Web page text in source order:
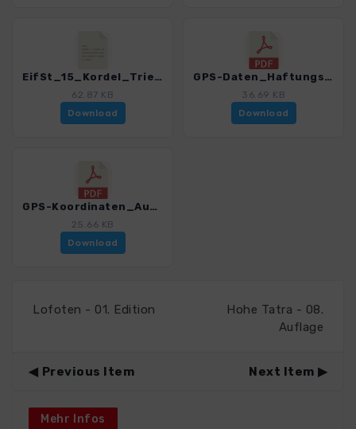
EifSt_15_Kordel_Trier_4065_4.gpx
62.87 KB
Download
GPS-Daten_Haftungsausschluss-Nutzungsbedingungen_WF_Eifelsteig_4065_4.pdf
36.69 KB
Download
GPS-Koordinaten_Ausgangspunkte_WF_Eifelsteig_4065_4.pdf
25.66 KB
Download
Lofoten - 01. Edition
Hohe Tatra - 08.
Auflage
Previous Item Next Item
Mehr Infos